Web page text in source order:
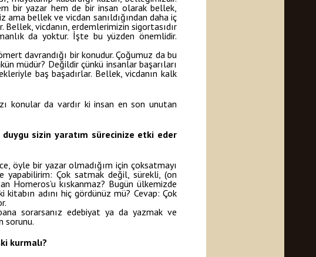
bir yazar hem de bir insan olarak bellek,
bellek ve vicdan sanıldığından daha iç
Bellek, vicdanın, erdemlerimizin sigortasıdır
da yoktur. İşte bu yüzden önemlidir.
davrandığı bir konudur. Çoğumuz da bu
müdür? Değildir çünkü insanlar başarıları
baş başadırlar. Bellek, vicdanın kalk
konular da vardır ki insan en son unutan
sizin yaratım sürecinize etki eder
öyle bir yazar olmadığım için çoksatmayı
yapabilirim: Çok satmak değil, sürekli, (on
Homeros’u kıskanmaz? Bugün ülkemizde
adını hiç gördünüz mü? Cevap: Çok
sorarsanız edebiyat ya da yazmak ve
sorunu.
kurmalı?